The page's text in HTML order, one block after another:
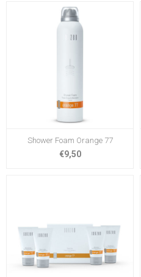
Shower Foam Orange 77
€9,50